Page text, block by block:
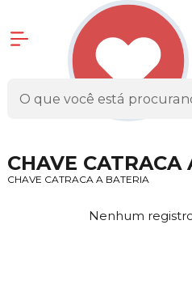
CHAVE CATRACA
CHAVE CATRACA A BATERIA
Nenhum